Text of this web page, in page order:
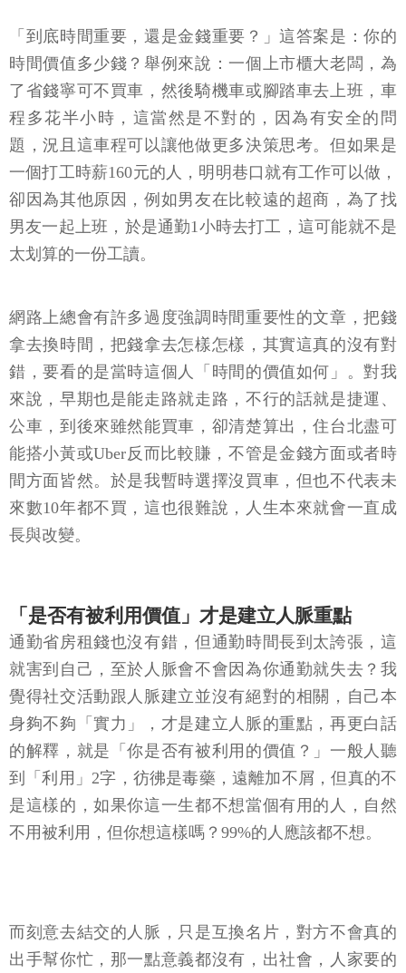
「到底時間重要，還是金錢重要？」這答案是：你的
時間價值多少錢？舉例來說：一個上市櫃大老闆，為
了省錢寧可不買車，然後騎機車或腳踏車去上班，車
程多花半小時，這當然是不對的，因為有安全的問
題，況且這車程可以讓他做更多決策思考。但如果是
一個打工時薪160元的人，明明巷口就有工作可以做，
卻因為其他原因，例如男友在比較遠的超商，為了找
男友一起上班，於是通勤1小時去打工，這可能就不是
太划算的一份工讀。
網路上總會有許多過度強調時間重要性的文章，把錢
拿去換時間，把錢拿去怎樣怎樣，其實這真的沒有對
錯，要看的是當時這個人「時間的價值如何」。對我
來說，早期也是能走路就走路，不行的話就是捷運、
公車，到後來雖然能買車，卻清楚算出，住台北盡可
能搭小黃或Uber反而比較賺，不管是金錢方面或者時
間方面皆然。於是我暫時選擇沒買車，但也不代表未
來數10年都不買，這也很難說，人生本來就會一直成
長與改變。
「是否有被利用價值」才是建立人脈重點
通勤省房租錢也沒有錯，但通勤時間長到太誇張，這
就害到自己，至於人脈會不會因為你通勤就失去？我
覺得社交活動跟人脈建立並沒有絕對的相關，自己本
身夠不夠「實力」，才是建立人脈的重點，再更白話
的解釋，就是「你是否有被利用的價值？」一般人聽
到「利用」2字，彷彿是毒藥，遠離加不屑，但真的不
是這樣的，如果你這一生都不想當個有用的人，自然
不用被利用，但你想這樣嗎？99%的人應該都不想。
而刻意去結交的人脈，只是互換名片，對方不會真的
出手幫你忙，那一點意義都沒有，出社會，人家要的